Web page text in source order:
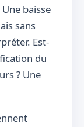
baisse
sans
Est-
du
? Une